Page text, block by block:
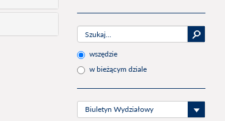
wszędzie
w bieżącym dziale
Biuletyn Wydziałowy